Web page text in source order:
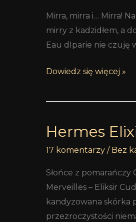
Mirra, mirra i… Mirra!
mirry z kadzidłem, a
Eau dIparie nie czuję
Dowiedz się więcej »
Hermes
17 komentarzy / Bez
Słońce z pomarańczy
Merveilles – Eliksir
kandyzowana skórka
przezroczystości
Hermes
Merveilles